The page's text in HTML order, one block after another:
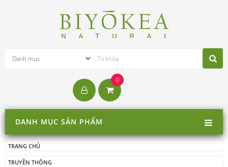
0
DANH MỤC SẢN PHẨM
TRANG CHỦ
TRUYỀN THÔNG